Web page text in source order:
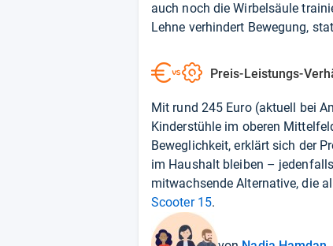
auch noch die Wirbelsäule
Lehne verhindert Bewegung,
Preis-Leistungs-
Mit rund 245 Euro (aktuell bei
Kinderstühle im oberen
Beweglichkeit, erklärt sich der
im Haushalt bleiben –
mitwachsende Alternative, die
Scooter 15.